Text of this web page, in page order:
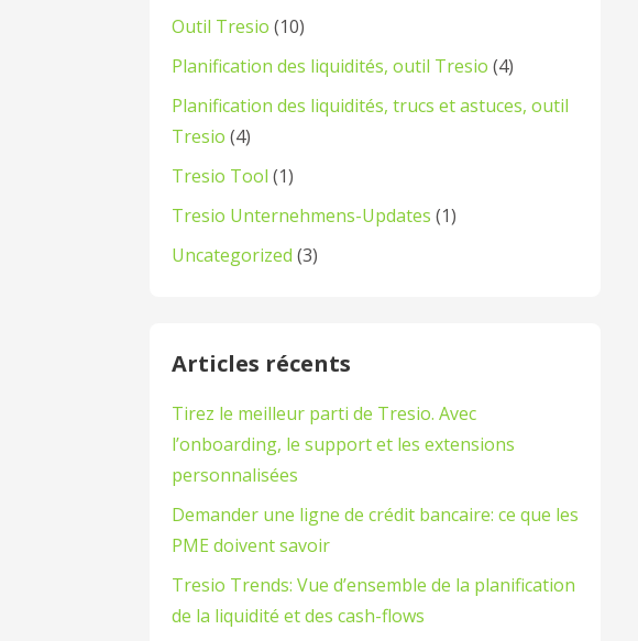
Outil Tresio (10)
Planification des liquidités, outil Tresio (4)
Planification des liquidités, trucs et astuces, outil
Tresio (4)
Tresio Tool (1)
Tresio Unternehmens-Updates (1)
Uncategorized (3)
Articles récents
Tirez le meilleur parti de Tresio. Avec
l’onboarding, le support et les extensions
personnalisées
Demander une ligne de crédit bancaire: ce que les
PME doivent savoir
Tresio Trends: Vue d’ensemble de la planification
de la liquidité et des cash-flows